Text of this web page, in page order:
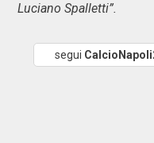
Luciano Spalletti”.
segui